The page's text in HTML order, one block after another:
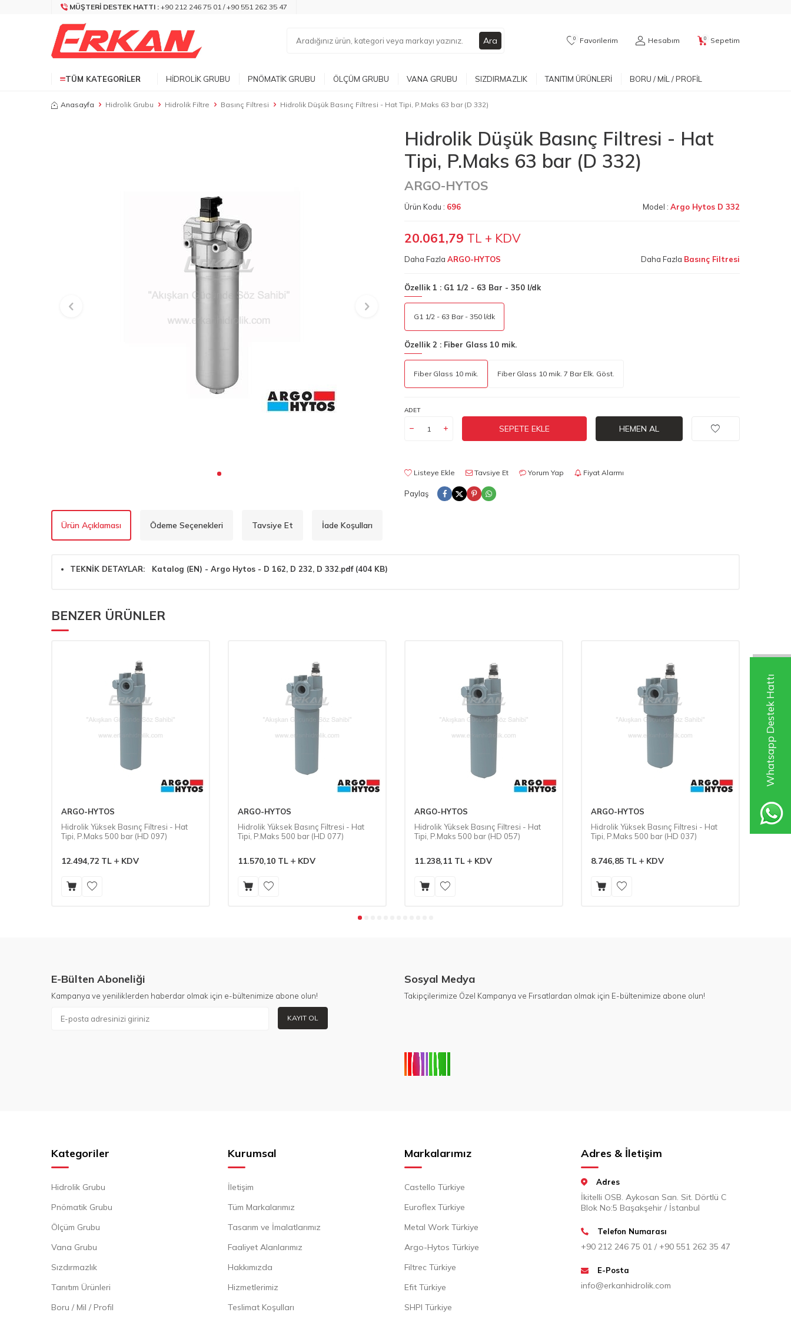
Whatsapp Destek Hattı
MÜŞTERI DESTEK HATTI : +90 212 246 75 01 / +90 551 262 35 47
Ara 0 Favorilerim Hesabım 0 Sepetim
TÜM KATEGORILER HIDROLIK GRUBU PNÖMATIK GRUBU ÖLÇÜM GRUBU VANA GRUBU SIZDIRMAZLIK TANITIM ÜRÜNLERI BORU / MIL / PROFIL
Anasayfa Hidrolik Grubu Hidrolik Filtre Basınç Filtresi Hidrolik Düşük Basınç Filtresi - Hat Tipi, P.Maks 63 bar (D 332)
Hidrolik Düşük Basınç Filtresi - Hat
Tipi, P.Maks 63 bar (D 332)
ARGO-HYTOS
Ürün Kodu : 696 Model : Argo Hytos D 332
20.061,79 TL + KDV
Daha Fazla ARGO-HYTOS Daha Fazla Basınç Filtresi
Özellik 1 : G1 1/2 - 63 Bar - 350 l/dk
G1 1/2 - 63 Bar - 350 l/dk
Özellik 2 : Fiber Glass 10 mik.
Fiber Glass 10 mik. Fiber Glass 10 mik. 7 Bar Elk. Göst.
ADET
SEPETE EKLE HEMEN AL
Listeye Ekle Tavsiye Et Yorum Yap Fiyat Alarmı
Paylaş
Ürün Açıklaması Ödeme Seçenekleri Tavsiye Et İade Koşulları
TEKNİK DETAYLAR: Katalog (EN) - Argo Hytos - D 162, D 232, D 332.pdf (404 KB)
BENZER ÜRÜNLER
ARGO-HYTOS
Hidrolik Yüksek Basınç Filtresi - Hat
Tipi, P.Maks 500 bar (HD 097)
12.494,72 TL KDV
ARGO-HYTOS
Hidrolik Yüksek Basınç Filtresi - Hat
Tipi, P.Maks 500 bar (HD 077)
11.570,10 TL KDV
ARGO-HYTOS
Hidrolik Yüksek Basınç Filtresi - Hat
Tipi, P.Maks 500 bar (HD 057)
11.238,11 TL KDV
ARGO-HYTOS
Hidrolik Yüksek Basınç Filtresi - Hat
Tipi, P.Maks 500 bar (HD 037)
8.746,85 TL KDV
E-Bülten Aboneliği
Kampanya ve yeniliklerden haberdar olmak için e-bültenimize abone olun!
KAYIT OL
Sosyal Medya
Takipçilerimize Özel Kampanya ve Fırsatlardan olmak için E-bültenimize abone olun!
Kategoriler
Hidrolik Grubu
Pnömatik Grubu
Ölçüm Grubu
Vana Grubu
Sızdırmazlık
Tanıtım Ürünleri
Boru / Mil / Profil
Kurumsal
İletişim
Tüm Markalarımız
Tasarım ve İmalatlarımız
Faaliyet Alanlarımız
Hakkımızda
Hizmetlerimiz
Teslimat Koşulları
Markalarımız
Castello Türkiye
Euroflex Türkiye
Metal Work Türkiye
Argo-Hytos Türkiye
Filtrec Türkiye
Efit Türkiye
SHPI Türkiye
Adres & İletişim
Adres
İkitelli OSB. Aykosan San. Sit. Dörtlü C
Blok No:5 Başakşehir / İstanbul
Telefon Numarası
+90 212 246 75 01 / +90 551 262 35 47
E-Posta
info@erkanhidrolik.com